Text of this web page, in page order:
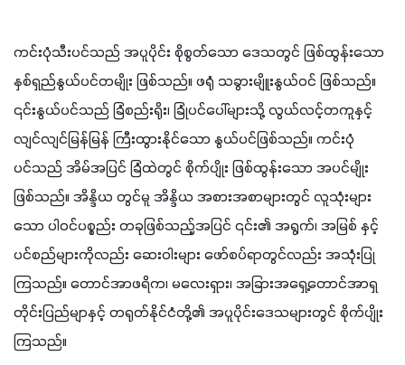
ကင်းပုံသီးပင်သည် အပူပိုင်း စိုစွတ်သော ဒေသတွင် ဖြစ်ထွန်းသော
နှစ်ရှည်နွယ်ပင်တမျိုး ဖြစ်သည်။ ဖရုံ သခွားမျိူးနွယ်ဝင် ဖြစ်သည်။
၎င်းနွယ်ပင်သည် ခြံစည်းရိုး၊ ခြုံပင်ပေါ်များသို့ လွယ်လင့်တကူနှင့်
လျင်လျင်မြန်မြန် ကြီးထွားနိုင်သော နွယ်ပင်ဖြစ်သည်။ ကင်းပုံ
ပင်သည် အိမ်အပြင် ခြံထဲတွင် စိုက်ပျိုး ဖြစ်ထွန်းသော အပင်မျိုး
ဖြစ်သည်။ အိန္ဒိယ တွင်မူ အိန္ဒိယ အစားအစာများတွင် လူသုံးများ
သော ပါဝင်ပစ္စည်း တခုဖြစ်သည့်အပြင် ၎င်း၏ အရွက်၊ အမြစ် နှင့်
ပင်စည်များကိုလည်း ဆေးဝါးများ ဖော်စပ်ရာတွင်လည်း အသုံးပြု
ကြသည်။ တောင်အာဖရိက၊ မလေးရှား၊ အခြားအရှေ့တောင်အာရှ
တိုင်းပြည်မျာနှင့် တရုတ်နိုင်ငံတို့၏ အပူပိုင်းဒေသများတွင် စိုက်ပျိုး
ကြသည်။